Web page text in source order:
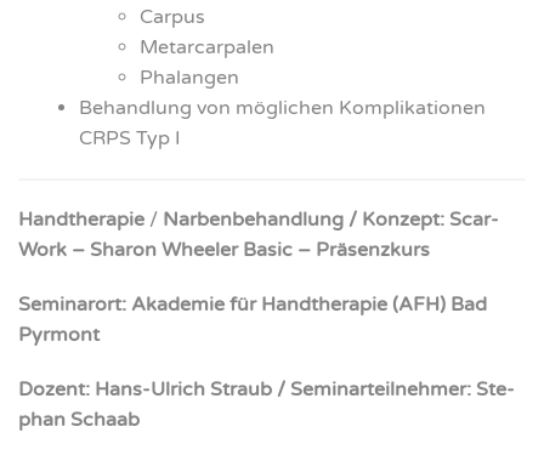
Car­pus
Met­ar­car­pa­len
Phal­an­gen
Behand­lung von mög­li­chen Kom­pli­ka­tio­nen
CRPS Typ I
Hand­the­ra­pie / Nar­ben­be­hand­lung / Kon­zept: Scar­
Work – Sharon Whee­ler Basic – Prä­senz­kurs
Semi­nar­ort: Aka­de­mie für Hand­the­ra­pie (AFH) Bad
Pyr­mont
Dozent: Hans-Ulrich Straub / Semi­nar­teil­neh­mer: Ste­
phan Schaab